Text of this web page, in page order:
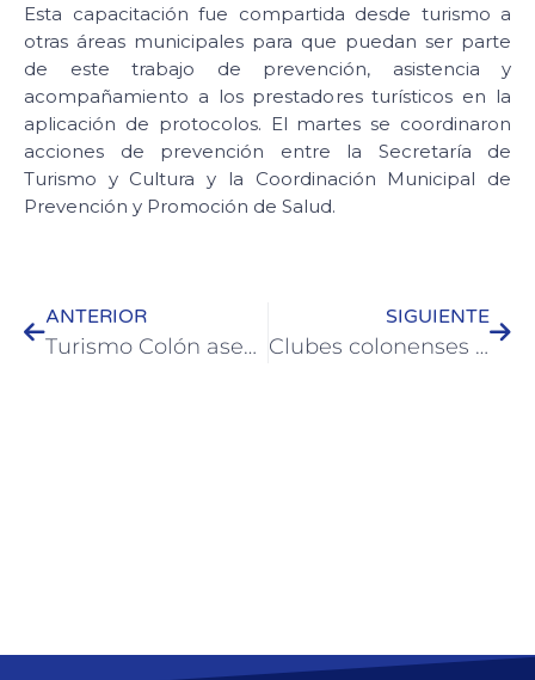
Esta capacitación fue compartida desde turismo a
otras áreas municipales para que puedan ser parte
de este trabajo de prevención, asistencia y
acompañamiento a los prestadores turísticos en la
aplicación de protocolos. El martes se coordinaron
acciones de prevención entre la Secretaría de
Turismo y Cultura y la Coordinación Municipal de
Prevención y Promoción de Salud.
ANTERIOR
Turismo Colón asesora a gastronómicos en la aplicación de protocolos
SIGUIENTE
Clubes colonenses incorporan para trabajar a personas con discapacidad